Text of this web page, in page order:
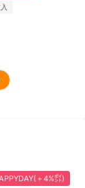
＋4%㌽)